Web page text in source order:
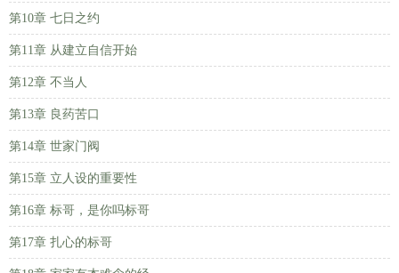
第10章 七日之约
第11章 从建立自信开始
第12章 不当人
第13章 良药苦口
第14章 世家门阀
第15章 立人设的重要性
第16章 标哥，是你吗标哥
第17章 扎心的标哥